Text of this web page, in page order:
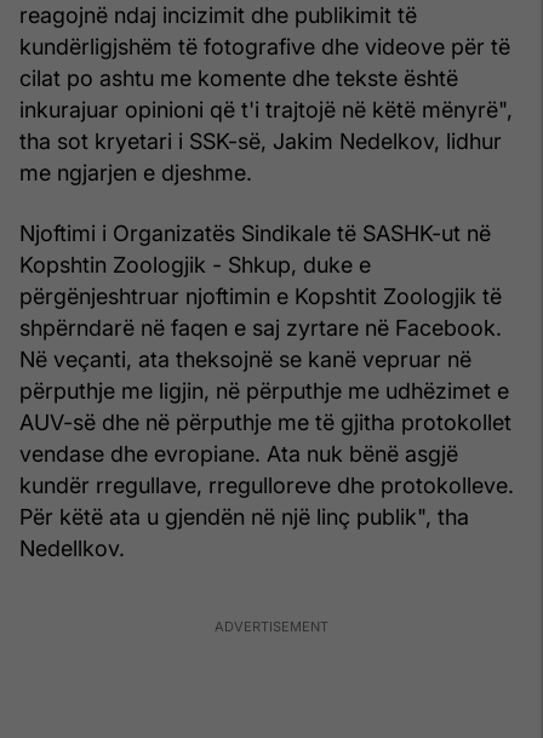
reagojnë ndaj incizimit dhe publikimit të
kundërligjshëm të fotografive dhe videove për të
cilat po ashtu me komente dhe tekste është
inkurajuar opinioni që t'i trajtojë në këtë mënyrë",
tha sot kryetari i SSK-së, Jakim Nedelkov, lidhur
me ngjarjen e djeshme.
Njoftimi i Organizatës Sindikale të SASHK-ut në
Kopshtin Zoologjik - Shkup, duke e
përgënjeshtruar njoftimin e Kopshtit Zoologjik të
shpërndarë në faqen e saj zyrtare në Facebook.
Në veçanti, ata theksojnë se kanë vepruar në
përputhje me ligjin, në përputhje me udhëzimet e
AUV-së dhe në përputhje me të gjitha protokollet
vendase dhe evropiane. Ata nuk bënë asgjë
kundër rregullave, rregulloreve dhe protokolleve.
Për këtë ata u gjendën në një linç publik", tha
Nedellkov.